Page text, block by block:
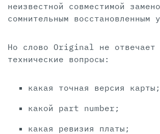
неизвестной совместимой
сомнительным восстановленным
Но слово Original не отвечает
технические вопросы:
какая точная версия карты;
какой part number;
какая ревизия платы;